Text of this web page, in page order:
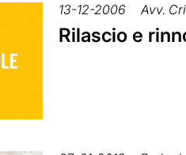
13-12-2006 Avv.
Rilascio e